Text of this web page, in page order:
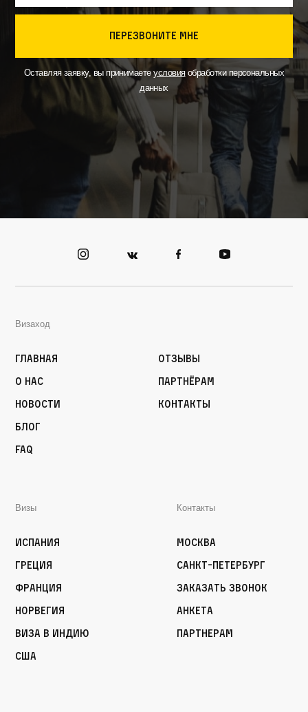
перезвоните мне
Оставляя заявку, вы принимаетеусловияобработки персональных
данных
Визаход
Главная
О нас
Новости
Блог
FAQ
Отзывы
Партнёрам
Контакты
Визы
Испания
Греция
Франция
Норвегия
Виза в Индию
США
Контакты
Москва
Санкт-Петербург
Заказать звонок
Анкета
Партнерам